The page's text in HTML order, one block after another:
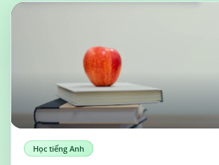
Học tiếng Anh